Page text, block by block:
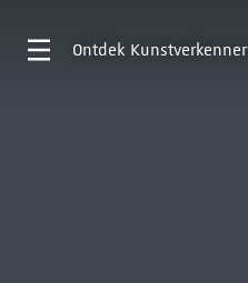
Ontdek Kunstverkenner